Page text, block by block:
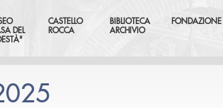
DEL
CASTELLO
ROCCA
BIBLIOTECA
ARCHIVIO
FONDAZIONE